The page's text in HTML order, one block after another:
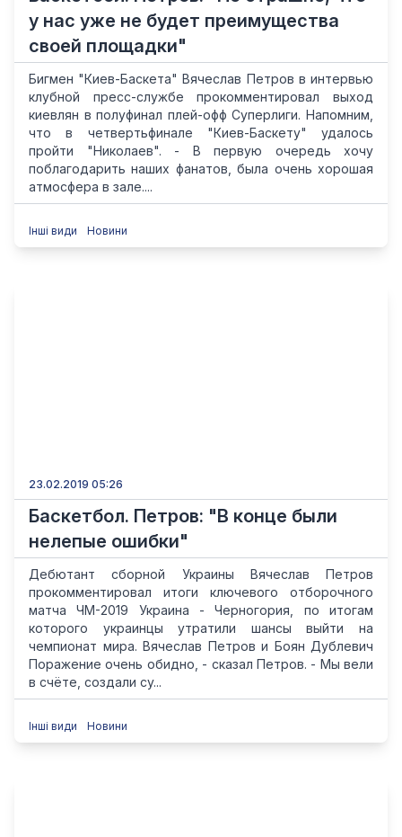
у нас уже не будет преимущества
своей площадки"
Бигмен "Киев-Баскета" Вячеслав Петров в интервью
клубной пресс-службе прокомментировал выход
киевлян в полуфинал плей-офф Суперлиги. Напомним,
что в четвертьфинале "Киев-Баскету" удалось
пройти "Николаев". - В первую очередь хочу
поблагодарить наших фанатов, была очень хорошая
атмосфера в зале....
Інші види Новини
23.02.2019 05:26
Баскетбол. Петров: "В конце были
нелепые ошибки"
Дебютант сборной Украины Вячеслав Петров
прокомментировал итоги ключевого отборочного
матча ЧМ-2019 Украина - Черногория, по итогам
которого украинцы утратили шансы выйти на
чемпионат мира. Вячеслав Петров и Боян Дублевич
Поражение очень обидно, - сказал Петров. - Мы вели
в счёте, создали су...
Інші види Новини